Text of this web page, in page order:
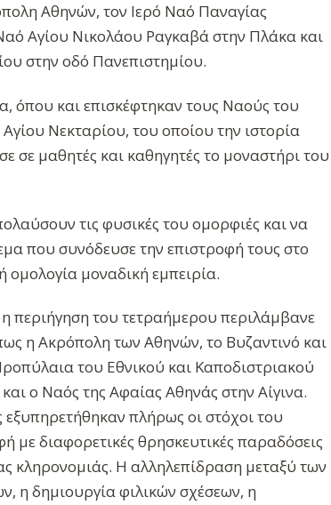
Αθηνών, τον Ιερό Ναό Παναγίας
Αγίου Νικολάου Ραγκαβά στην Πλάκα και
στην οδό Πανεπιστημίου.
όπου και επισκέφτηκαν τους Ναούς του
Νεκταρίου, του οποίου την ιστορία
σε μαθητές και καθηγητές το μοναστήρι του
τις φυσικές του ομορφιές και να
που συνόδευσε την επιστροφή τους στο
ομολογία μοναδική εμπειρία.
περιήγηση του τετραήμερου περιλάμβανε
η Ακρόπολη των Αθηνών, το Βυζαντινό και
του Εθνικού και Καποδιστριακού
ο Ναός της Αφαίας Αθηνάς στην Αίγινα.
εξυπηρετήθηκαν πλήρως οι στόχοι του
διαφορετικές θρησκευτικές παραδόσεις
κληρονομιάς. Η αλληλεπίδραση μεταξύ των
η δημιουργία φιλικών σχέσεων, η